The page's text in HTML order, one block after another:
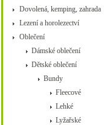
Dovolená, kemping, zahrada
Lezení a horolezectví
Oblečení
Dámské oblečení
Dětské oblečení
Bundy
Fleecové
Lehké
Lyžařské